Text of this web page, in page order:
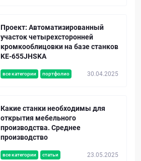
все категории портфолио 30.04.2025
Проект: Автоматизированный
участок четырехсторонней
кромкооблицовки на базе станков
KE-655JHSKA
все категории статьи 23.05.2025
Какие станки необходимы для
открытия мебельного
производства. Среднее
производство